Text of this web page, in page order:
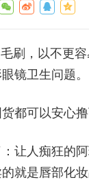
刷，以不更
镜卫生问题。
都可以安心撸
让人痴狂的
就是唇部化妆